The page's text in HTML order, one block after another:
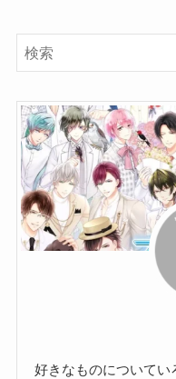
好きなものについてい